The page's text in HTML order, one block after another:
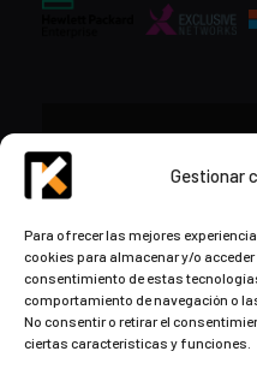
Gestionar
Para ofrecer las mejores
cookies para almacenar y/o
consentimiento de estas
comportamiento de navegación o
No consentir o retirar el
ciertas características y funciones.
www.kds.cloud
Plaza Libertad 8
3,31004 Pamplona,